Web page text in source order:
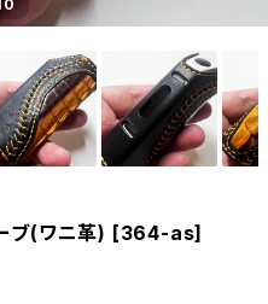
ブ(ワニ革) [364-as]